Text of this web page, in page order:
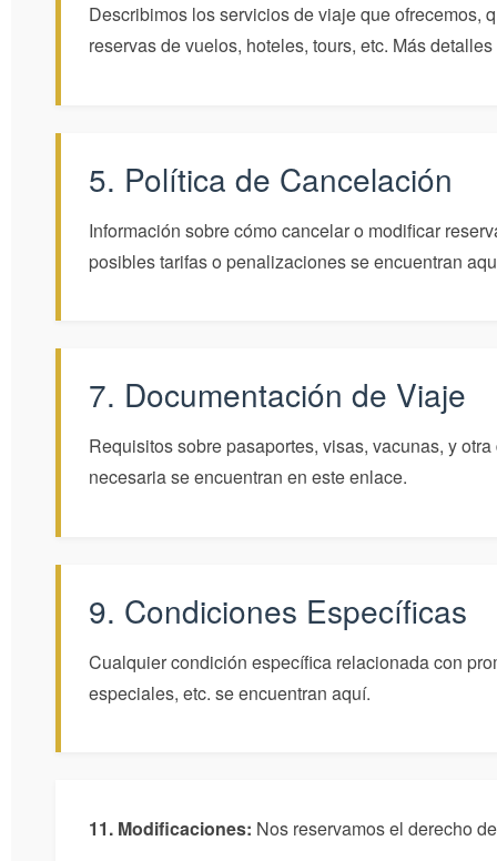
Describimos los servicios de viaje que ofrecemos,
reservas de vuelos, hoteles, tours, etc. Más
5. Política de Cancelación
Información sobre cómo cancelar o modificar
posibles tarifas o penalizaciones se encuentran
7. Documentación de Viaje
Requisitos sobre pasaportes, visas, vacunas, y
necesaria se encuentran en este enlace.
9. Condiciones Específicas
Cualquier condición específica relacionada con
especiales, etc. se encuentran aquí.
11. Modificaciones: Nos reservamos el derecho